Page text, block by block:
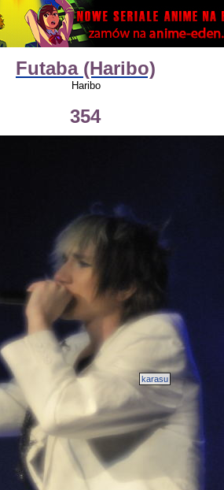
Futaba (Haribo)
Haribo
354
karasu